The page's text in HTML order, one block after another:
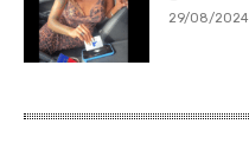
29/08/2024